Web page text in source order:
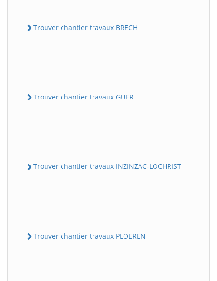
Trouver chantier travaux BRECH
Trouver chantier travaux GUER
Trouver chantier travaux INZINZAC-LOCHRIST
Trouver chantier travaux PLOEREN